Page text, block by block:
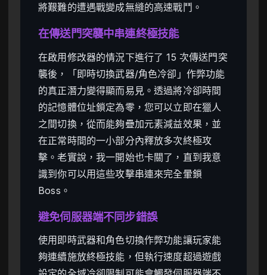
將艱難的遭遇戰變成無縫的高速戰鬥。
在傳送門突襲中串連終極技能
在啟用修改器的情況下進行了 15 次傳送門突
襲後，「即時切換武器/角色冷卻」作弊功能
的真正潛力變得顯而易見。透過將冷卻時間
的記憶體位址鎖定為零，您可以立即在獵人
之間切換，從而能夠疊加元素減益效果，並
在正常時間的一小部分內釋放多次終極攻
擊。老實說，我一開始也卡關了，直到我意
識到你可以用這些攻擊串連來完全暈鎖
Boss。
避免伺服器端不同步錯誤
使用即時武器和角色切換作弊功能讓玩家能
夠連續施放終極技能，但執行速度超過遊戲